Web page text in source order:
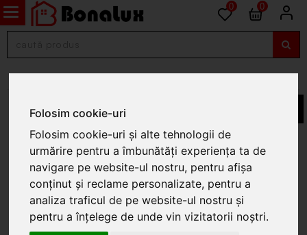
Folosim cookie-uri
Folosim cookie-uri și alte tehnologii de
urmărire pentru a îmbunătăți experiența ta de
navigare pe website-ul nostru, pentru afișa
conținut și reclame personalizate, pentru a
analiza traficul de pe website-ul nostru și
pentru a înțelege de unde vin vizitatorii noștri.
0 0
Ghivece din plastic